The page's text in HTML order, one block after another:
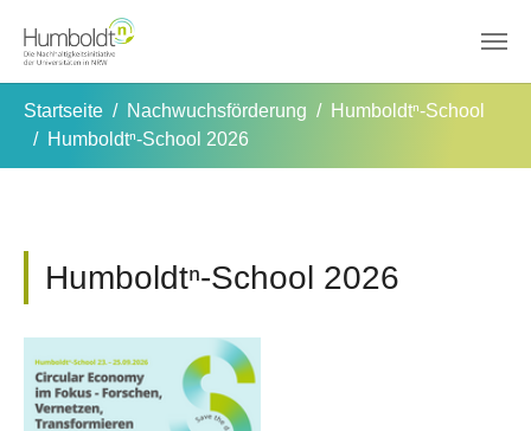
Startseite Nachwuchsförderung
Humboldtⁿ-School
Humboldtⁿ-School 2026
Humboldtⁿ-School 2026